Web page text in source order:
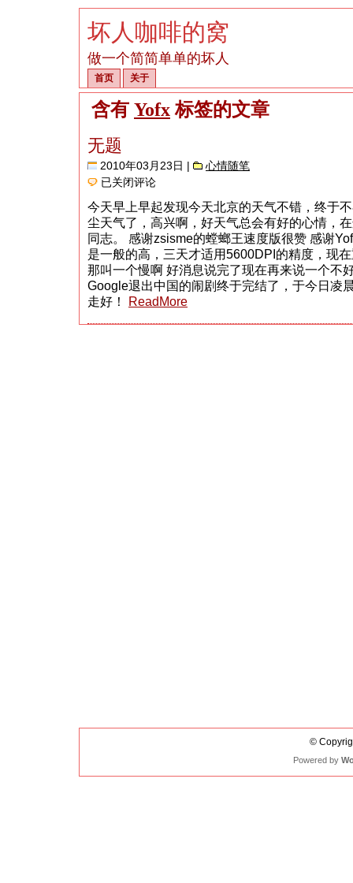
坏人咖啡的窝
做一个简简单单的坏人
首页 关于
含有 Yofx标签的文章
无题
2010年03月23日 | 心情随笔
无
已关闭评论
今天早上早起发现今天北京的天气不错，终于
尘天气了，高兴啊，好天气总会有好的心情，
同志。 感谢zsisme的螳螂王速度版很赞 感谢
是一般的高，三天才适用5600DPI的精度，现
那叫一个慢啊 好消息说完了现在再来说一个不
Google退出中国的闹剧终于完结了，于今日凌
走好！
ReadMore
©
Powered by